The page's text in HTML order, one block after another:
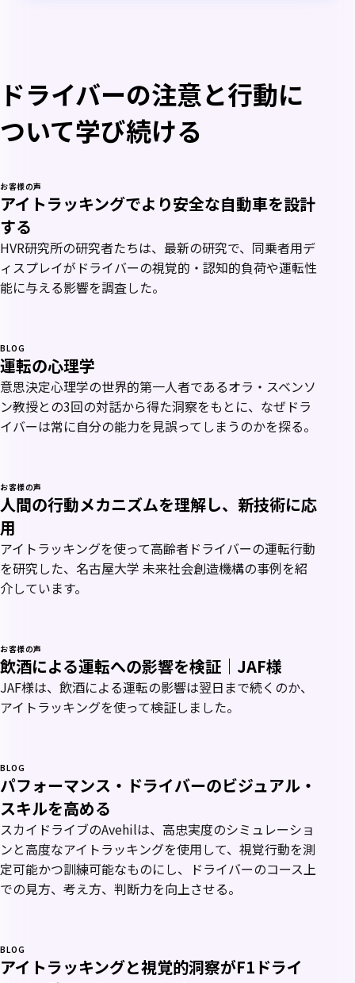
ドライバーの注意と行動に
ついて学び続ける
お客様の声
アイトラッキングでより安全な自動車を設計
する
HVR研究所の研究者たちは、最新の研究で、同乗者用デ
ィスプレイがドライバーの視覚的・認知的負荷や運転性
能に与える影響を調査した。
BLOG
運転の心理学
意思決定心理学の世界的第一人者であるオラ・スベンソ
ン教授との3回の対話から得た洞察をもとに、なぜドラ
イバーは常に自分の能力を見誤ってしまうのかを探る。
お客様の声
人間の行動メカニズムを理解し、新技術に応
用
アイトラッキングを使って高齢者ドライバーの運転行動
を研究した、名古屋大学 未来社会創造機構の事例を紹
介しています。
お客様の声
飲酒による運転への影響を検証｜JAF様
JAF様は、飲酒による運転の影響は翌日まで続くのか、
アイトラッキングを使って検証しました。
BLOG
パフォーマンス・ドライバーのビジュアル・
スキルを高める
スカイドライブのAvehilは、高忠実度のシミュレーショ
ンと高度なアイトラッキングを使用して、視覚行動を測
定可能かつ訓練可能なものにし、ドライバーのコース上
での見方、考え方、判断力を向上させる。
BLOG
アイトラッキングと視覚的洞察がF1ドライ